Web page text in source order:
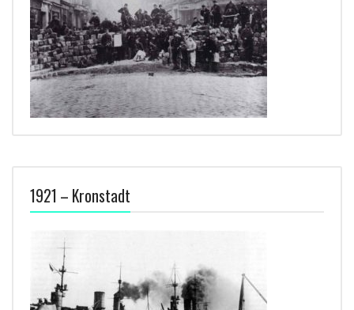
1921 – Kronstadt